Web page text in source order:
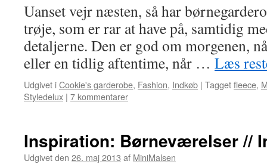
Uanset vejr næsten, så har
trøje, som er rar at have på, samtidig
detaljerne. Den er god om morgenen,
eller en tidlig aftentime, når … Læs
Udgivet iCookie's garderobe, Fashion, Indkøb | Taggetfleece,
Styledelux | 7 kommentarer
Inspiration: Børneværelser //
Udgivet den 26. maj 2013 af MiniMalsen